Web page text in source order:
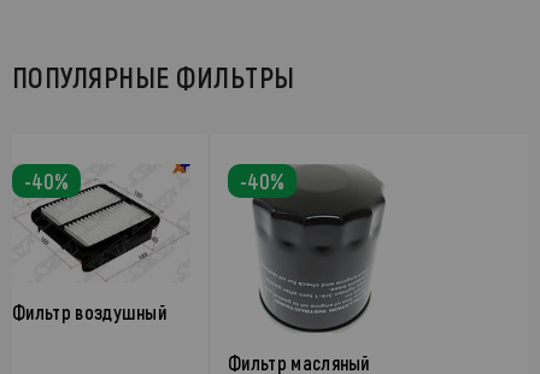
ПОПУЛЯРНЫЕ ФИЛЬТРЫ
-40%
Фильтр воздушный
-40%
Фильтр масляный